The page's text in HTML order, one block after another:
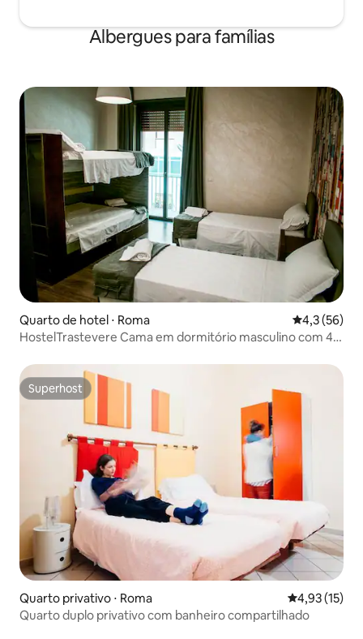
Albergues para famílias
Quarto de hotel ⋅ Roma 4,3 de uma
4,3 (56)
HostelTrastevere Cama em dormitório masculino com 4
Superhost
Superhost
Quarto privativo ⋅ Roma 4,93 de uma
4,93 (15)
Quarto duplo privativo com banheiro compartilhado